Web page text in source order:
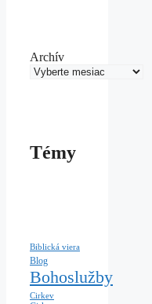
Archív
Témy
Biblická viera
Blog
Bohoslužby
Cirkev